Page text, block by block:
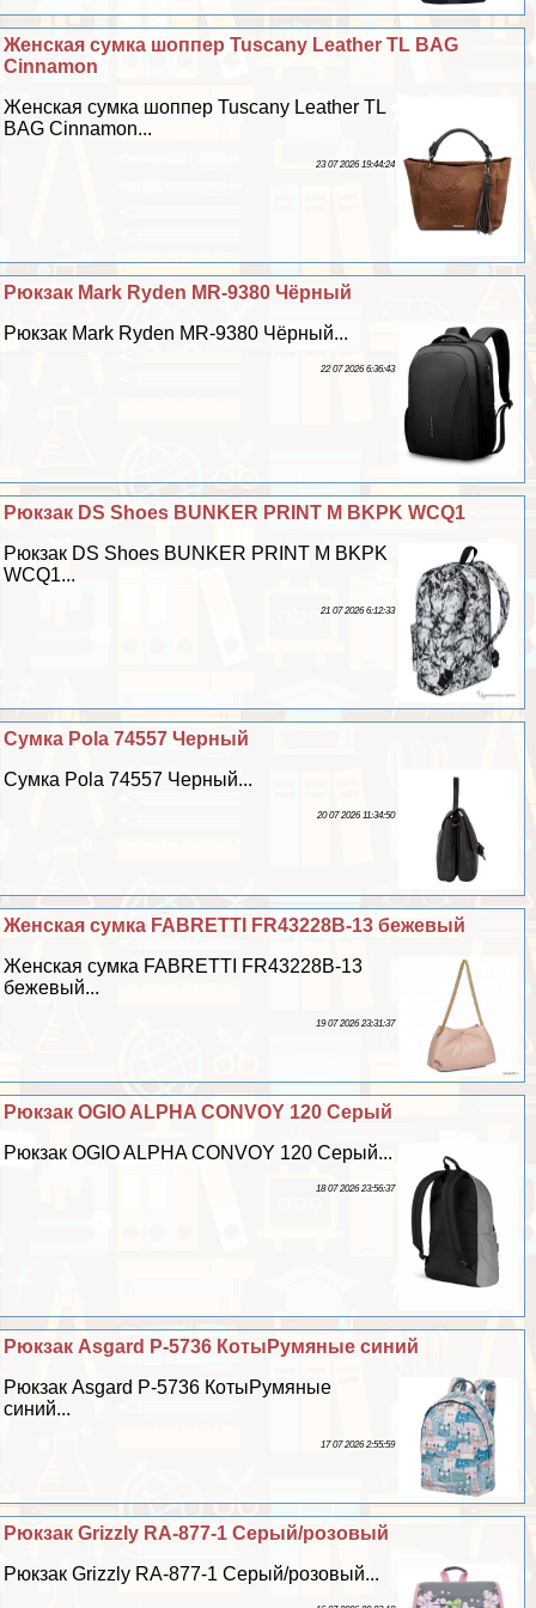
Женская сумка шоппер Tuscany Leather TL BAG
Cinnamon
Женская сумка шоппер Tuscany Leather TL
BAG Cinnamon...
23 07 2026 19:44:24
Рюкзак Mark Ryden MR-9380 Чёрный
Рюкзак Mark Ryden MR-9380 Чёрный...
22 07 2026 6:36:43
Рюкзак DS Shoes BUNKER PRINT M BKPK WCQ1
Рюкзак DS Shoes BUNKER PRINT M BKPK
WCQ1...
21 07 2026 6:12:33
Сумка Pola 74557 Черный
Сумка Pola 74557 Черный...
20 07 2026 11:34:50
Женская сумка FABRETTI FR43228B-13 бежевый
Женская сумка FABRETTI FR43228B-13
бежевый...
19 07 2026 23:31:37
Рюкзак OGIO ALPHA CONVOY 120 Серый
Рюкзак OGIO ALPHA CONVOY 120 Серый...
18 07 2026 23:56:37
Рюкзак Asgard Р-5736 КотыРумяные синий
Рюкзак Asgard Р-5736 КотыРумяные
синий...
17 07 2026 2:55:59
Рюкзак Grizzly RA-877-1 Серый/розовый
Рюкзак Grizzly RA-877-1 Серый/розовый...